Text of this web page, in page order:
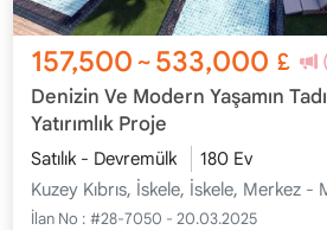
157,500~533,000 £
Denizin Ve Modern Yaşamın
Yatırımlık Proje
Satılık - Devremülk
180 Ev
Kuzey Kıbrıs, İskele, İskele, Merkez -
İlan No : #28-7050 - 20.03.2025